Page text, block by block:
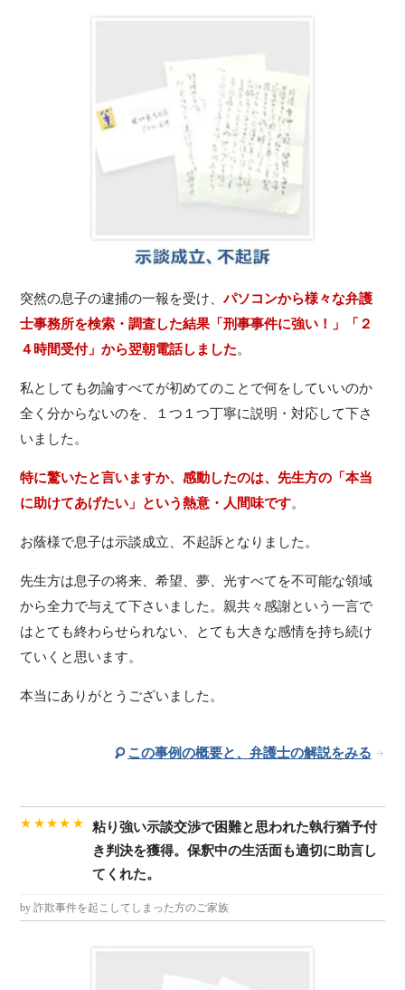
突然の息子の逮捕の一報を受け、パソコンから様々な弁護
士事務所を検索・調査した結果「刑事事件に強い！」「２
４時間受付」から翌朝電話しました。
私としても勿論すべてが初めてのことで何をしていいのか
全く分からないのを、１つ１つ丁寧に説明・対応して下さ
いました。
特に驚いたと言いますか、感動したのは、先生方の「本当
に助けてあげたい」という熱意・人間味です。
お蔭様で息子は示談成立、不起訴となりました。
先生方は息子の将来、希望、夢、光すべてを不可能な領域
から全力で与えて下さいました。親共々感謝という一言で
はとても終わらせられない、とても大きな感情を持ち続け
ていくと思います。
本当にありがとうございました。
この事例の概要と、弁護士の解説をみる
粘り強い示談交渉で困難と思われた執行猶予付
き判決を獲得。保釈中の生活面も適切に助言し
てくれた。
by 詐欺事件を起こしてしまった方のご家族
★★★★★